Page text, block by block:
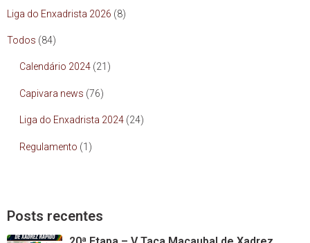
Liga do Enxadrista 2026 (8)
Todos (84)
Calendário 2024 (21)
Capivara news (76)
Liga do Enxadrista 2024 (24)
Regulamento (1)
Posts recentes